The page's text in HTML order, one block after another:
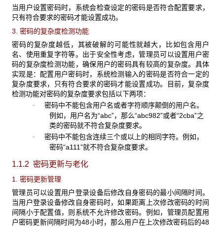
当用户设置密码时，系统会检查设定的密码是否符合配置要求，
只有符合要求的密码才能设置成功。
3. 密码的复杂度检测功能
密码的复杂度越低，其被破解的可能性就越大，比如包含用户
名、使用重复字符等。出于安全性考虑，管理员可以设置用户密
码的复杂度检测功能，确保用户的密码具有较高的复杂度。具体
实现是：配置用户密码时，系统检测输入的密码是否符合一定的
复杂度要求，只有符合要求的密码才能设置成功。目前，复杂度
检测功能对密码的复杂度要求包括以下两项：
· 密码中不能包含用户名或者字符顺序颠倒的用户名。
例如，用户名为“abc”，那么“abc982”或者“2cba”之
类的密码就不符合复杂度要求。
· 密码中不能包含连续三个或以上的相同字符。例如，
密码“a111”就不符合复杂度要求。
1.1.2 密码更新与老化
1. 密码更新管理
管理员可以设置用户登录设备后修改自身密码的最小间隔时间。
当用户登录设备修改自身密码时，如果距离上次修改密码的时间
间隔小于配置值，则系统不允许修改密码。例如，管理员配置用
户密码更新间隔时间为48小时，那么用户在上次修改密码后的48